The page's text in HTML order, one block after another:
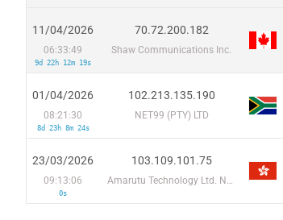
11/04/2026
06:33:49
9d 22h 12m 19s
70.72.200.182
Shaw Communications Inc.
01/04/2026
08:21:30
8d 23h 8m 24s
102.213.135.190
NET99 (PTY) LTD
23/03/2026
09:13:06
0s
103.109.101.75
Amarutu Technology Ltd. Network